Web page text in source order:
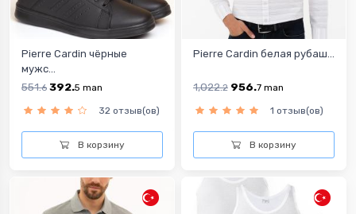
Pierre Cardin чёрные
мужс...
551.6 392.5 man
32 отзыв(ов)
В корзину
Pierre Cardin белая рубаш...
1,022.2 956.7 man
1 отзыв(ов)
В корзину